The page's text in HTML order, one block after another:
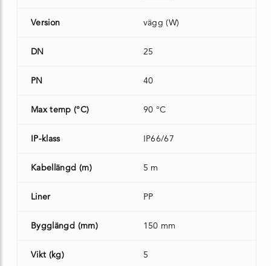
Version vägg (W)
DN 25
PN 40
Max temp (°C) 90 °C
IP-klass IP66/67
Kabellängd (m) 5 m
Liner PP
Bygglängd (mm) 150 mm
Vikt (kg) 5